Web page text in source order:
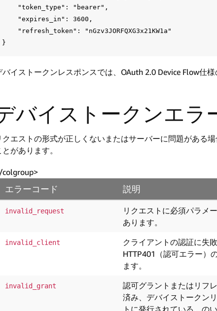
    "token_type": "bearer",
    "expires_in": 3600,
    "refresh_token": "nGzv3JORFQXG3x21KW1a"
バイストークンレスポンスでは、OAuth 2.0 Device Flow仕様
バイストークンエラ
クエストの形式が正しくないまたはサーバーに問題がある
とがあります。
colgroup>
エラーコード 説明
invalid_request
リクエストに必須パラメ
あります。
invalid_client
クライアントの認証に失
HTTP401（認可エラー）
ます。
invalid_grant
認可グラントまたはリフ
済み、デバイストークン